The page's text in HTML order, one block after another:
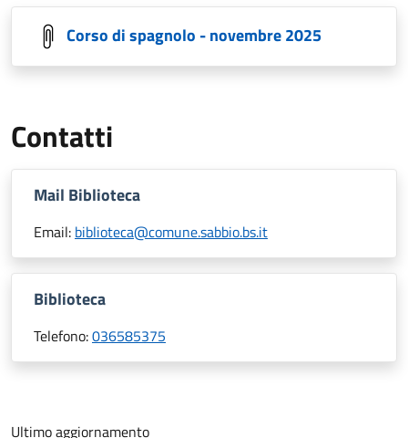
Corso di spagnolo - novembre 2025
Contatti
Mail Biblioteca
Email: biblioteca@comune.sabbio.bs.it
Biblioteca
Telefono:036585375
Ultimo aggiornamento